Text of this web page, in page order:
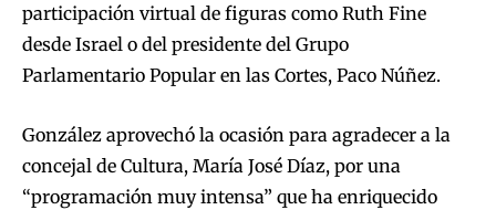
participación virtual de figuras como Ruth Fine
desde Israel o del presidente del Grupo
Parlamentario Popular en las Cortes, Paco Núñez.
González aprovechó la ocasión para agradecer a la
concejal de Cultura, María José Díaz, por una
“programación muy intensa” que ha enriquecido